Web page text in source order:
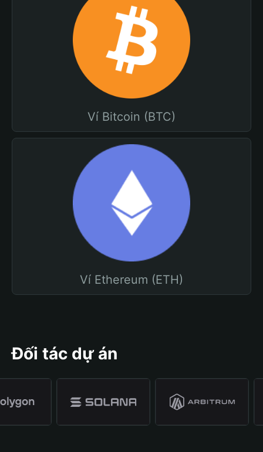
Ví Bitcoin (BTC)
Ví Ethereum (ETH)
Đối tác dự án